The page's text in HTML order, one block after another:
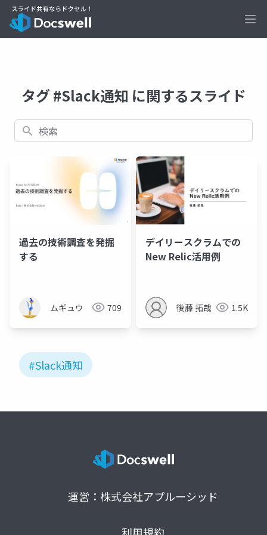
タグ #Slack通知 に関するスライド
検索
過去の技術調査を発掘
する
ムギュウ 709
デイリースクラムでの
New Relic活用例
後藤 拓哉 1.5K
#Slack通知
運営：株式会社アプルーシッド
利用規約